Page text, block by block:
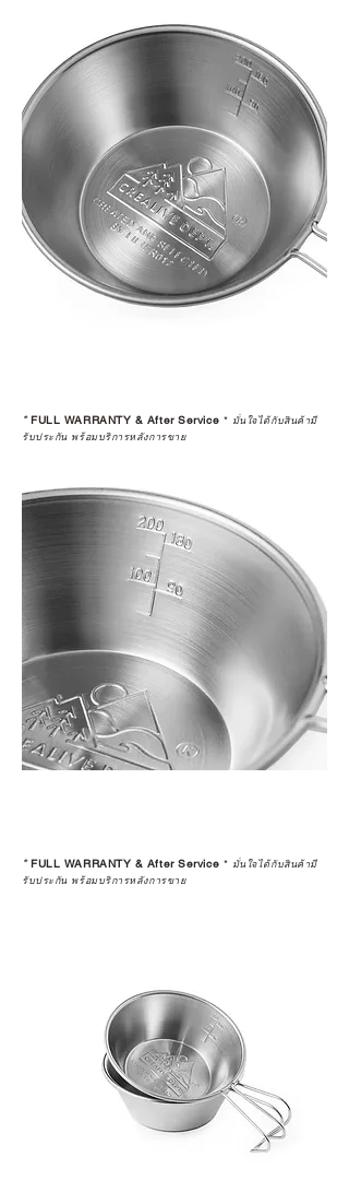
*FULL WARRANTY & After Service * มั่นใจได้กับสินค้ามี
รับประกัน พร้อมบริการหลังการขาย
*FULL WARRANTY & After Service * มั่นใจได้กับสินค้ามี
รับประกัน พร้อมบริการหลังการขาย